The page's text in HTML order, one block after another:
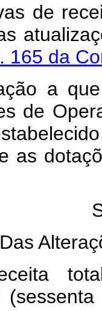
de
165 da
a
de
as
Das